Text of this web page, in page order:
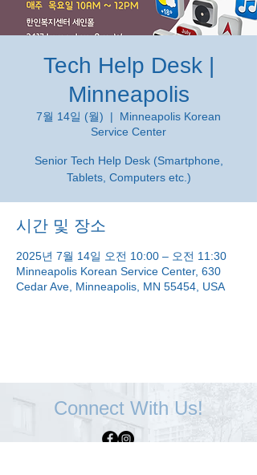
Tech Help Desk |
Minneapolis
7월 14일 (월)
  |
Minneapolis Korean
Service Center
Senior Tech Help Desk (Smartphone,
Tablets, Computers etc.)
시간 및 장소
2025년 7월 14일 오전 10:00 – 오전 11:30
Minneapolis Korean Service Center, 630
Cedar Ave, Minneapolis, MN 55454, USA
Connect With Us!